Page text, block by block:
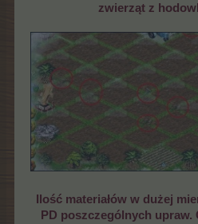
zwierząt z
Ilość materiałów w dużej
PD poszczególnych